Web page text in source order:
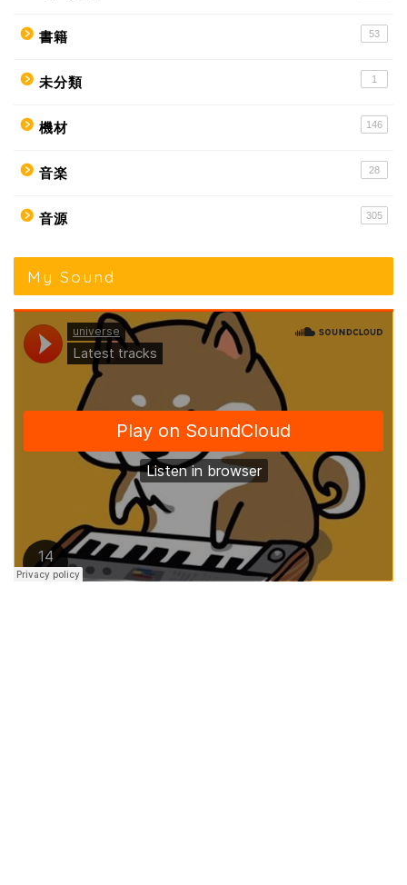
書籍 53
未分類 1
機材 146
音楽 28
音源 305
My Sound